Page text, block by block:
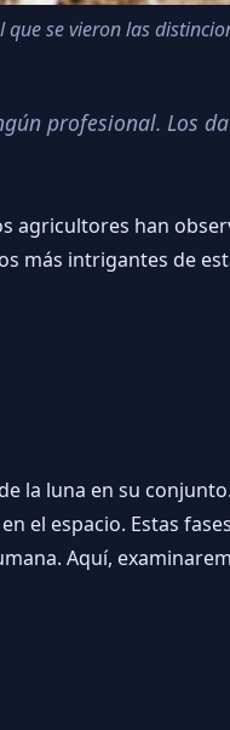
se vieron las
profesional. Los
agricultores han
más intrigantes de
la luna en su
el espacio. Estas
Aquí,